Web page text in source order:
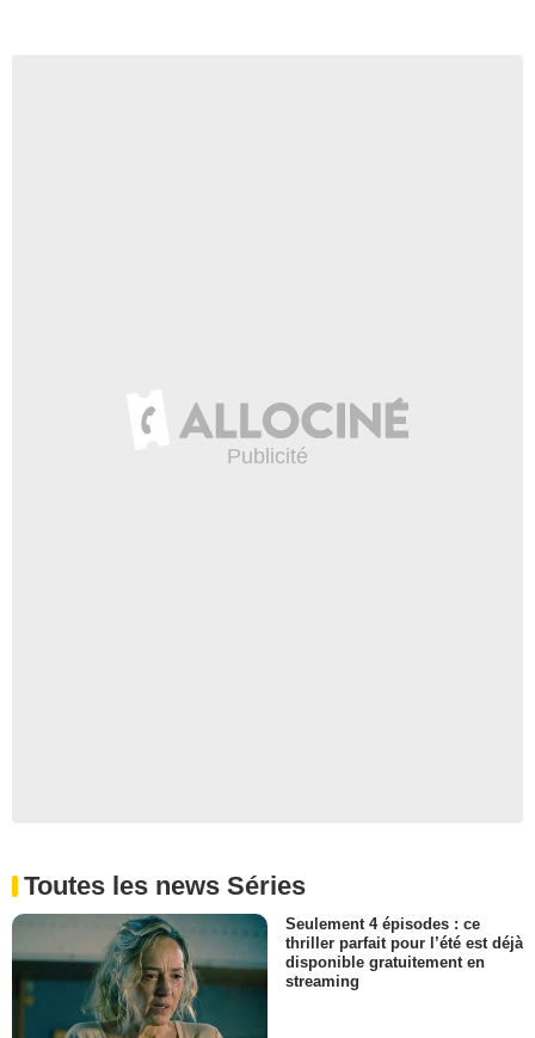
Toutes les news Séries
Seulement 4 épisodes : ce
thriller parfait pour l’été est déjà
disponible gratuitement en
streaming